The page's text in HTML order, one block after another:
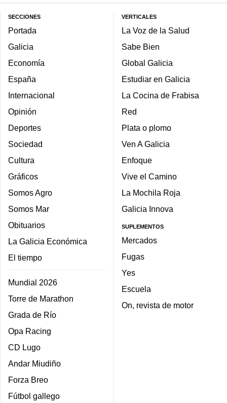
SECCIONES
Portada
Galicia
Economía
España
Internacional
Opinión
Deportes
Sociedad
Cultura
Gráficos
Somos Agro
Somos Mar
Obituarios
La Galicia Económica
El tiempo
Mundial 2026
Torre de Marathon
Grada de Río
Opa Racing
CD Lugo
Andar Miudiño
Forza Breo
Fútbol gallego
VERTICALES
La Voz de la Salud
Sabe Bien
Global Galicia
Estudiar en Galicia
La Cocina de Frabisa
Red
Plata o plomo
Ven A Galicia
Enfoque
Vive el Camino
La Mochila Roja
Galicia Innova
SUPLEMENTOS
Mercados
Fugas
Yes
Escuela
On, revista de motor